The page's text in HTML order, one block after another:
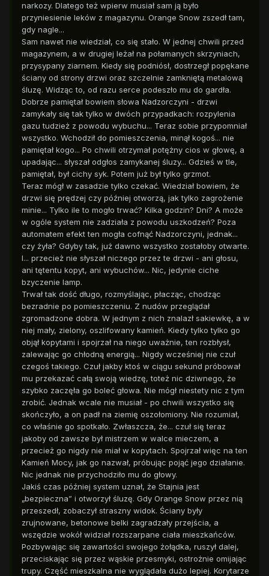
narkozy. Dlatego też wpierw musiał sam ją było
przyniesienie leków z magazynu. Orange Snow zszedł tam,
gdy nagle...
Sam nawet nie wiedział, co się stało. W jednej chwili przed
magazynem, a w drugiej leżał na połamanych skrzyniach,
przysypany ziarnem. Kiedy się podniósł, dostrzegł popękane
ściany od strony drzwi oraz szczelnie zamkniętą metalową
śluzę. Widząc to, od razu serce podeszło mu do gardła.
Dobrze pamiętał bowiem słowa Nadzorczyni - drzwi
zamykały się tak tylko w dwóch przypadkach: rozpylenia
gazu tudzież z powodu wybuchu... Teraz sobie przypomniał
wszystko. Wchodził do pomieszczenia, minął kogoś... nie
pamiętał kogo... Po chwili otrzymał potężny cios w głowę, a
upadając... słyszał odgłos zamykanej śluzy... Gdzieś w tle,
pamiętał, był cichy syk. Potem już był tylko grzmot.
Teraz mógł w zasadzie tylko czekać. Wiedział bowiem, że
drzwi się prędzej czy później otworzą, jak tylko zagrożenie
minie... Tylko ile to mogło trwać? Kilka godzin? Dni? A może
w ogóle system nie zadziała z powodu uszkodzeń? Poza
automatem efekt ten mogła cofnąć Nadzorczyni, jednak...
czy żyła? Gdyby tak, już dawno wszystko zostałoby otwarte.
I... przecież nie słyszał niczego przez te drzwi - ani głosu,
ani tętentu kopyt, ani wybuchów... Nic, jedynie ciche
bzyczenie lamp.
Trwał tak dość długo, rozmyślając, płacząc, chodząc
bezradnie po pomieszczeniu. Z nudów przeglądał
zgromadzone dobra. W jednym z nich znalazł sakiewkę, a w
niej mały, zielony, oszlifowany kamień. Kiedy tylko tylko go
objął kopytami i spojrzał na niego uważnie, ten rozbłysł,
zalewając go chłodną energią... Nigdy wcześniej nie czuł
czegoś takiego. Czuł jakby ktoś w ciągu sekund próbował
mu przekazać całą swoją wiedzę, toteż nic dziwnego, że
szybko zaczęła go boleć głowa. Nie mógł niestety nic z tym
zrobić. Jednak wcale nie musiał - po chwili wszystko się
skończyło, a on padł na ziemię oszołomiony. Nie rozumiał,
co właśnie go spotkało. Zwłaszcza, że... czuł się teraz
jakoby od zawsze był mistrzem w walce mieczem, a
przecież go nigdy nie miał w kopytach. Spojrzał więc na ten
Kamień Mocy, jak go nazwał, próbując pojąć jego działanie.
Nic jednak nie przychodziło mu do głowy.
Jakiś czas później system uznał, że Stajnia jest
„bezpieczna” i otworzył śluzę. Gdy Orange Snow przez nią
przeszedł, zobaczył straszny widok. Ściany były
zrujnowane, betonowe belki zagradzały przejścia, a
wszędzie wokół widział rozszarpane ciała mieszkańców.
Pozbywając się zawartości swojego żołądka, ruszył dalej,
przeciskając się przez wąskie przesmyki, ostrożnie omijając
trupy. Część mieszkalna nie wyglądała dużo lepiej. Korytarze